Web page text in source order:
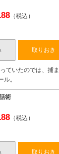
（税込）
取りおき
ていたのでは、捕
。
術
（税込）
取りおき